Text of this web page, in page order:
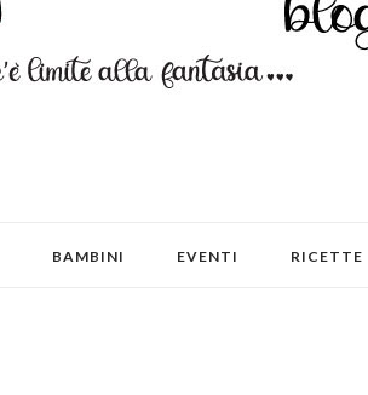
BAMBINI EVENTI RICETTE